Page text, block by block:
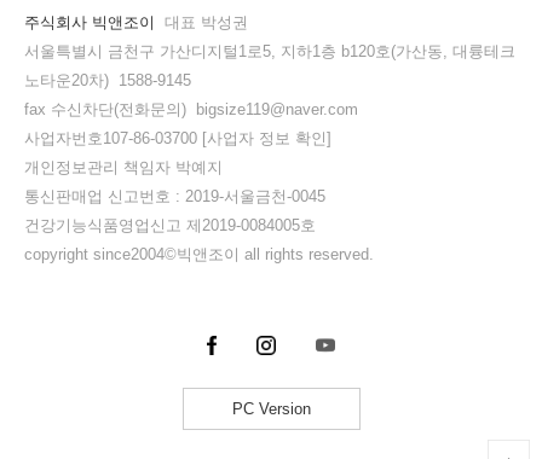
주식회사 빅앤조이
대표 박성권
서울특별시 금천구 가산디지털1로5, 지하1층 b120호(가산동, 대륭테크
노타운20차) 1588-9145
fax 수신차단(전화문의) bigsize119@naver.com
사업자번호107-86-03700 [사업자 정보 확인]
개인정보관리 책임자 박예지
통신판매업 신고번호 : 2019-서울금천-0045
건강기능식품영업신고 제2019-0084005호
copyright since2004©빅앤조이 all rights reserved.
PC Version